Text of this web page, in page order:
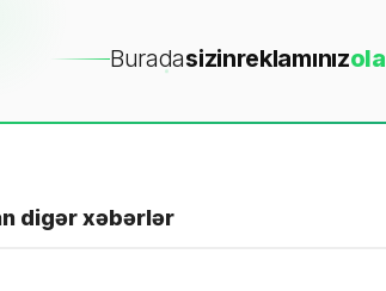
Buradasizinreklamınızola
digər xəbərlər